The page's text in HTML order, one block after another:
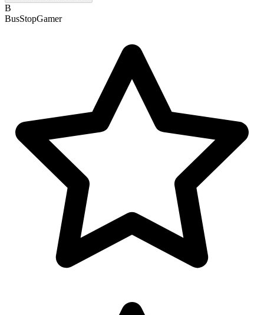
B
BusStopGamer